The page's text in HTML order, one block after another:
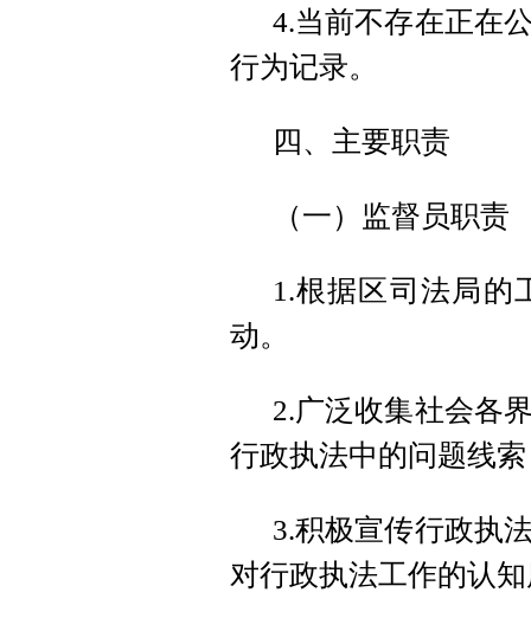
4.当前不存在正在
行为记录。
四、主要职责
（一）监督员职责
1.根据 区司法局的
动。
2.广泛收集社会各
行政执法中的问题线
3.积极宣传行政执
对行政执法工作的认